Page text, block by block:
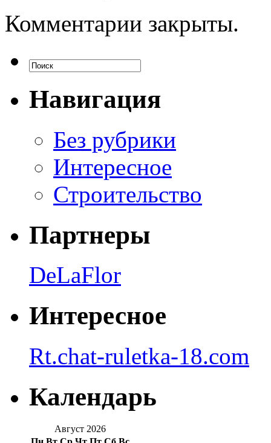
Комментарии закрыты.
Навигация
Без рубрики
Интересное
Строительство
Партнеры
DeLaFlor
Интересное
Rt.chat-ruletka-18.com
Календарь
Август 2026